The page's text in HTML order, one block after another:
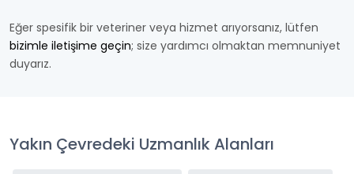
Eğer spesifik bir veteriner veya hizmet arıyorsanız, lütfen
bizimle iletişime geçin; size yardımcı olmaktan memnuniyet
duyarız.
Yakın Çevredeki Uzmanlık Alanları